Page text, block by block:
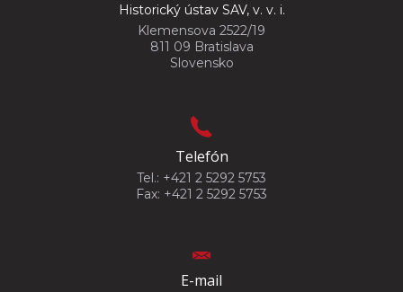
Historický ústav SAV, v. v. i.
Klemensova 2522/19
811 09 Bratislava
Slovensko
Telefón
Tel.: +421 2 5292 5753
Fax: +421 2 5292 5753
E-mail